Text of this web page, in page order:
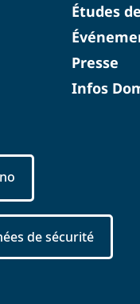
Études
Presse
Infos
de sécurité